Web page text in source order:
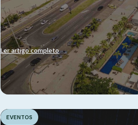
Ler artigo completo
EVENTOS